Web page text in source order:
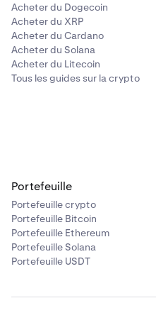
Acheter du Dogecoin
Acheter du XRP
Acheter du Cardano
Acheter du Solana
Acheter du Litecoin
Tous les guides sur la crypto
Portefeuille
Portefeuille crypto
Portefeuille Bitcoin
Portefeuille Ethereum
Portefeuille Solana
Portefeuille USDT